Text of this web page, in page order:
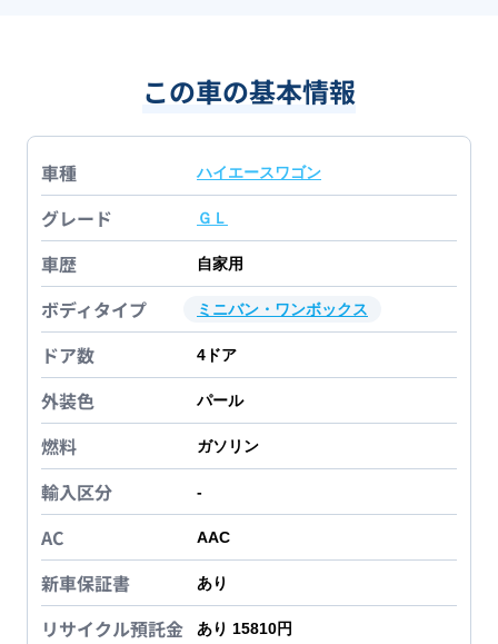
この車の基本情報
車種 ハイエースワゴン
グレード ＧＬ
車歴 自家用
ボディタイプ ミニバン・ワンボックス
ドア数 4 ドア
外装色 パール
燃料 ガソリン
輸入区分 -
AC AAC
新車保証書 あり
リサイクル預託金 あり 15810円